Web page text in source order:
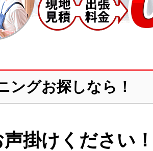
ングお探しなら！
声掛けください！